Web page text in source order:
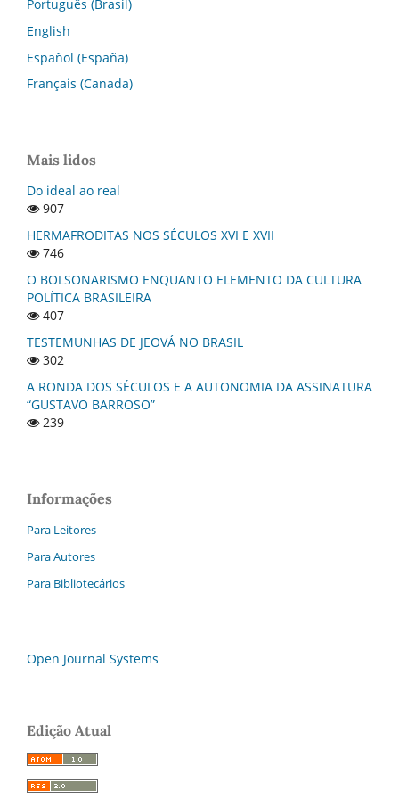
Português (Brasil)
English
Español (España)
Français (Canada)
Mais lidos
Do ideal ao real
907
HERMAFRODITAS NOS SÉCULOS XVI E XVII
746
O BOLSONARISMO ENQUANTO ELEMENTO DA CULTURA
POLÍTICA BRASILEIRA
407
TESTEMUNHAS DE JEOVÁ NO BRASIL
302
A RONDA DOS SÉCULOS E A AUTONOMIA DA ASSINATURA
“GUSTAVO BARROSO”
239
Informações
Para Leitores
Para Autores
Para Bibliotecários
Open Journal Systems
Edição Atual